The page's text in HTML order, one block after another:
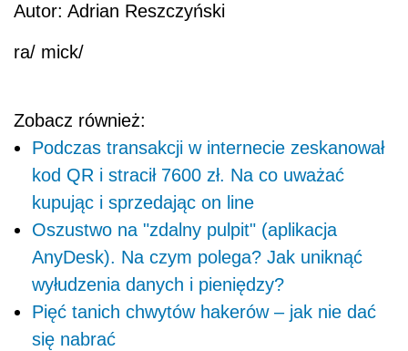
Autor: Adrian Reszczyński
ra/ mick/
Zobacz również:
Podczas transakcji w internecie zeskanował
kod QR i stracił 7600 zł. Na co uważać
kupując i sprzedając on line
Oszustwo na "zdalny pulpit" (aplikacja
AnyDesk). Na czym polega? Jak uniknąć
wyłudzenia danych i pieniędzy?
Pięć tanich chwytów hakerów – jak nie dać
się nabrać